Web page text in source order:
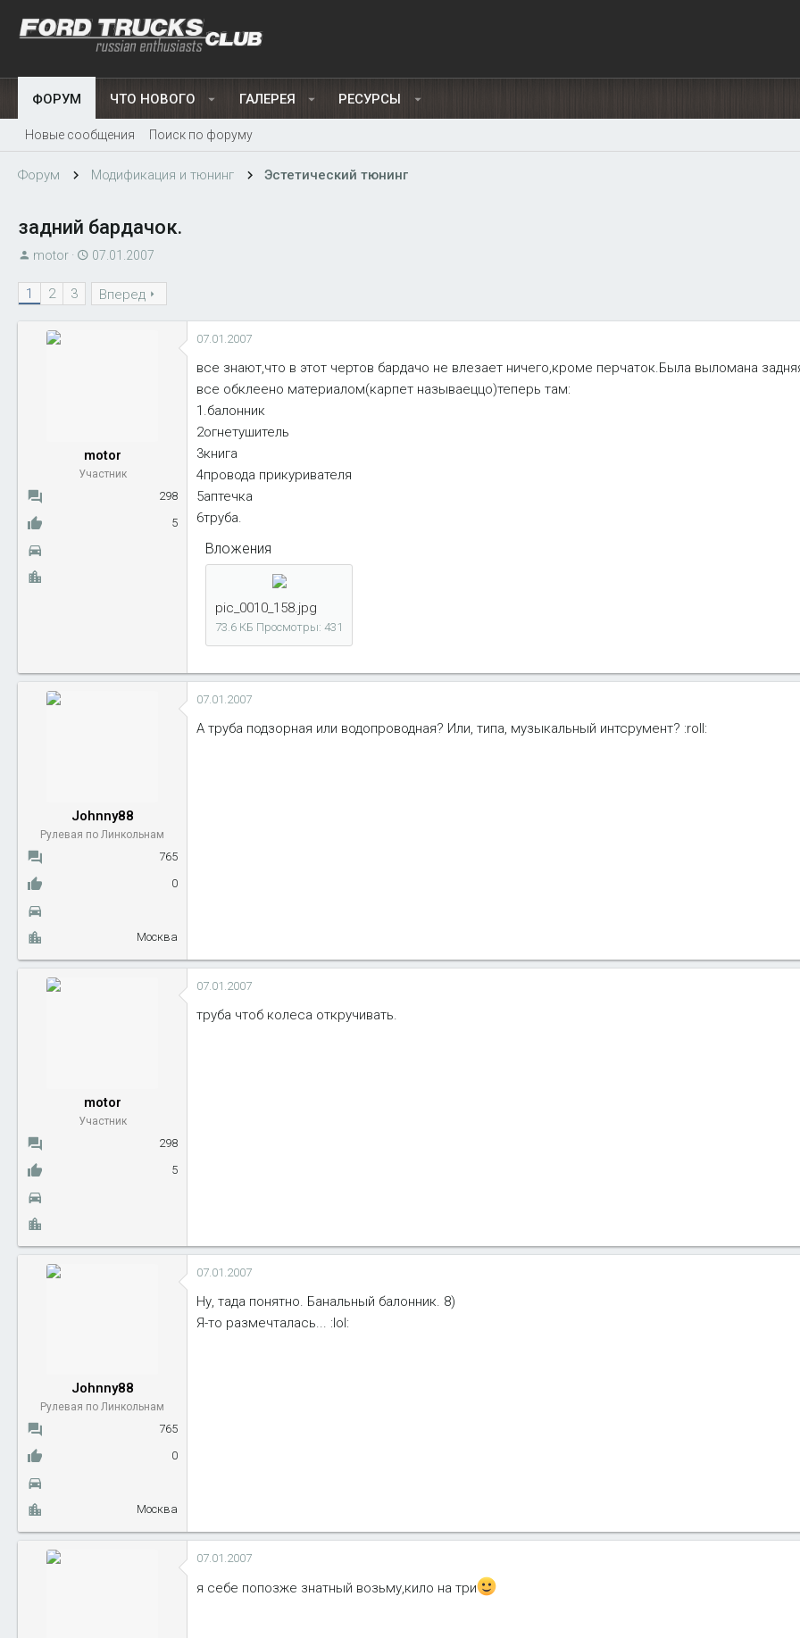
ФОРУМ ЧТО НОВОГО ГАЛЕРЕЯ РЕСУРСЫ
Новые сообщения Поиск по форуму
Форум Модификация и тюнинг Эстетический тюнинг
задний бардачок.
А
motor
Д
07.01.2007
1 2 3 Вперед
motor
Участник
298
5
07.01.2007
все знают,что в этот чертов бардачо не влезает ничего,кроме перчаток.Была выломана
все обклеено материалом(карпет называеццо)теперь там:
1.балонник
2огнетушитель
3книга
4провода прикуривателя
5аптечка
6труба.
Вложения
pic_0010_158.jpg
73.6 КБ Просмотры: 431
Johnny88
Рулевая по Линкольнам
765
0
Москва
07.01.2007
А труба подзорная или водопроводная? Или, типа, музыкальный интсрумент? :roll:
motor
Участник
298
5
07.01.2007
труба чтоб колеса откручивать.
Johnny88
Рулевая по Линкольнам
765
0
Москва
07.01.2007
Ну, тада понятно. Банальный балонник. 8)
Я-то размечталась... :lol:
07.01.2007
я себе попозже знатный возьму,кило на три